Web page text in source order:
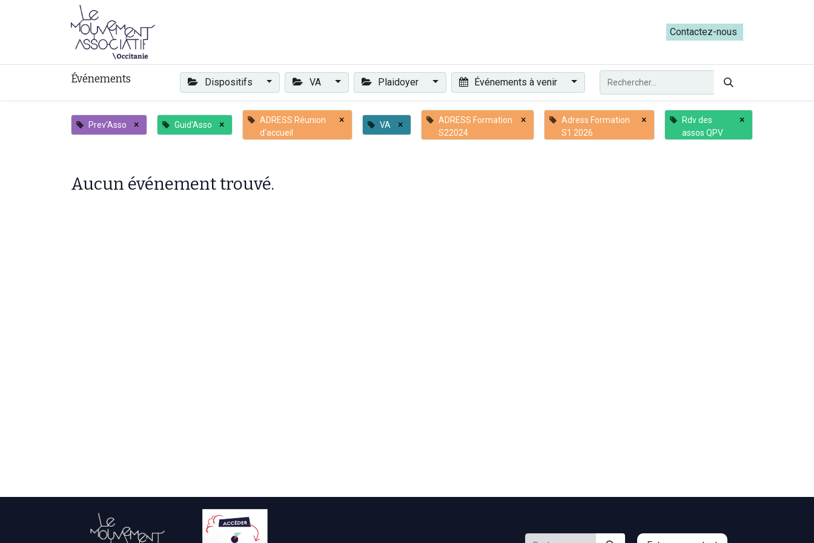
Les ateliers du Parcours ADRESS [mai-juin 2026]
Contactez-nous​​
Événements Dispositifs VA Plaidoyer Événements à venir
Prev'Asso × Guid'Asso ×
ADRESS Réunion
d'accueil
× VA ×
ADRESS Formation
S22024
×
Adress Formation
S1 2026
×
Rdv des
assos QPV
×
Aucun événement trouvé.